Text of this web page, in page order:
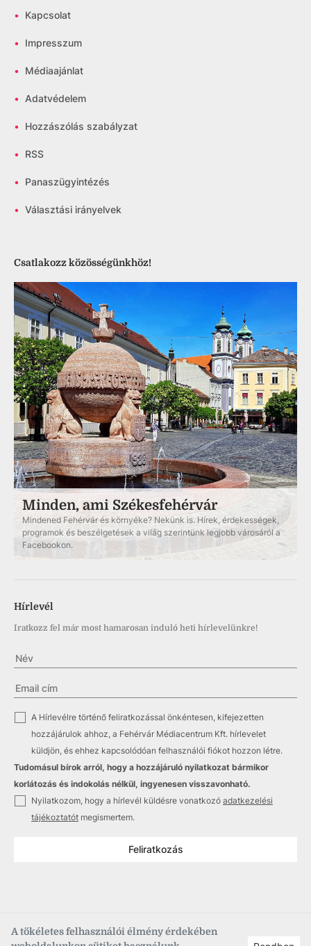
A tökéletes felhasználói élmény érdekében
• Kapcsolat
• Impresszum
• Médiaajánlat
• Adatvédelem
• Hozzászólás szabályzat
• RSS
• Panaszügyintézés
• Választási irányelvek
Csatlakozz közösségünkhöz!
Minden, ami Székesfehérvár
Mindened Fehérvár és környéke? Nekünk is. Hírek, érdekességek,
programok és beszélgetések a világ szerintünk legjobb városáról a
Facebookon.
Hírlevél
Iratkozz fel már most hamarosan induló heti hírlevelünkre!
A Hírlevélre történő feliratkozással önkéntesen, kifejezetten
hozzájárulok ahhoz, a Fehérvár Médiacentrum Kft. hírlevelet
küldjön, és ehhez kapcsolódóan felhasználói fiókot hozzon létre.
Tudomásul bírok arról, hogy a hozzájáruló nyilatkozat bármikor
korlátozás és indokolás nélkül, ingyenesen visszavonható.
Nyilatkozom, hogy a hírlevél küldésre vonatkozó adatkezelési
tájékoztatót megismertem.
Feliratkozás